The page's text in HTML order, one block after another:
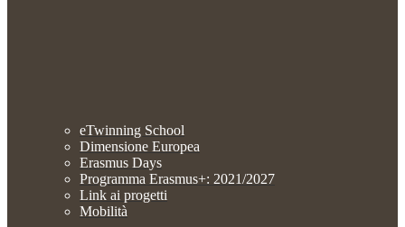
eTwinning School
Dimensione Europea
Erasmus Days
Programma Erasmus+: 2021/2027
Link ai progetti
Mobilità